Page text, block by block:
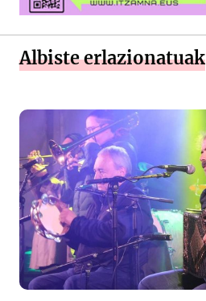
Albiste erlazionatuak